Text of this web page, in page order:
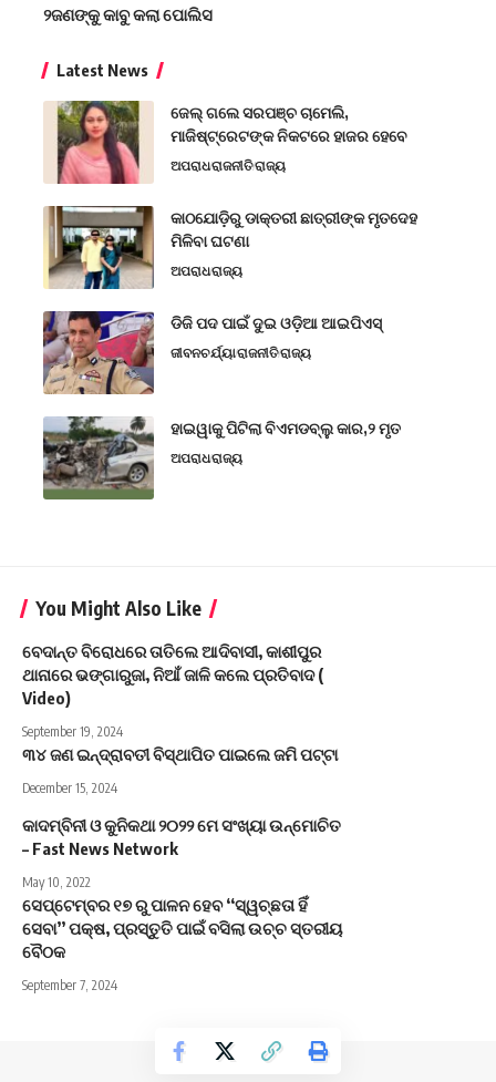
୨ଜଣଙ୍କୁ କାବୁ କଲା ପୋଲିସ
Latest News
ଜେଲ୍ ଗଲେ ସରପଞ୍ଚ ଚାମେଲି,
ମାଜିଷ୍ଟ୍ରେଟଙ୍କ ନିକଟରେ ହାଜର ହେବେ
ଅପରାଧରାଜନୀତିରାଜ୍ୟ
କାଠଯୋଡ଼ିରୁ ଡାକ୍ତରୀ ଛାତ୍ରୀଙ୍କ ମୃତଦେହ
ମିଳିବା ଘଟଣା
ଅପରାଧରାଜ୍ୟ
ଡିଜି ପଦ ପାଇଁ ଦୁଇ ଓଡ଼ିଆ ଆଇପିଏସ୍
ଜୀବନଚର୍ଯ୍ୟାରାଜନୀତିରାଜ୍ୟ
ହାଇୱାକୁ ପିଟିଲା ବିଏମଡବ୍ଲୁ କାର,୨ ମୃତ
ଅପରାଧରାଜ୍ୟ
You Might Also Like
ବେଦାନ୍ତ ବିରୋଧରେ ତାତିଲେ ଆଦିବାସୀ, କାଶୀପୁର
ଥାନାରେ ଭଙ୍ଗାରୁଜା, ନିଆଁ ଜାଳି କଲେ ପ୍ରତିବାଦ (
Video)
September 19, 2024
୩୪ ଜଣ ଇନ୍ଦ୍ରାବତୀ ବିସ୍ଥାପିତ ପାଇଲେ ଜମି ପଟ୍ଟା
December 15, 2024
କାଦମ୍ବିନୀ ଓ କୁନିକଥା ୨୦୨୨ ମେ ସଂଖ୍ୟା ଉନ୍ମୋଚିତ
– Fast News Network
May 10, 2022
ସେପ୍ଟେମ୍ବର ୧୭ ରୁ ପାଳନ ହେବ ‘‘ସ୍ୱଚ୍ଛତା ହିଁ
ସେବା’’ ପକ୍ଷ, ପ୍ରସ୍ତୁତି ପାଇଁ ବସିଲା ଉଚ୍ଚ ସ୍ତରୀୟ
ବୈଠକ
September 7, 2024